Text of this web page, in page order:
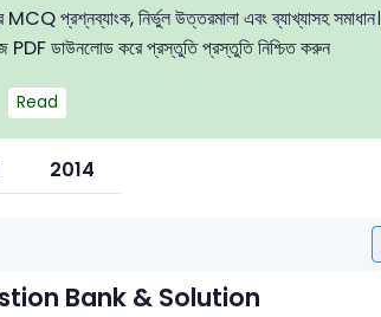
MCQ প্রশ্নব্যাংক, নির্ভুল উত্তরমালা এবং ব্যাখ্যাসহ
PDF ডাউনলোড করে প্রস্তুতি প্রস্তুতি নিশ্চিত করুন
Read
2014
Bank & Solution